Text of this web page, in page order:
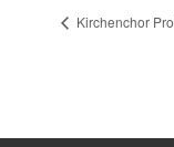
Kirchenchor